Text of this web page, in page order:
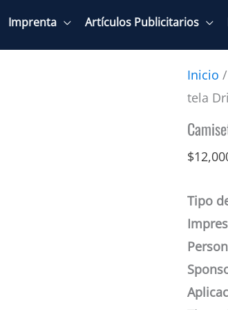
Imprenta Artículos Publicitarios
Inicio /
tela
$
Tipo